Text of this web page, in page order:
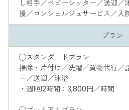
し相手／ベビーシッター／送迎／
援／コンシェルジュサービス／入
プラン
◯スタンダードプラン
掃除・片付け／洗濯／買物代行／
ー／送迎／沐浴
・週1回2時間：3,800円／時間